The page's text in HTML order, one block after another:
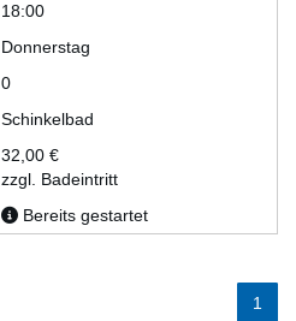
18:00
Donnerstag
0
Schinkelbad
32,00 €
zzgl. Badeintritt
Bereits gestartet
1